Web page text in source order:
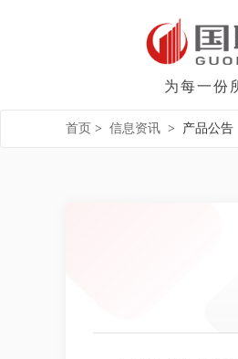
为每一份
首页 > 信息资讯 > 产品公告